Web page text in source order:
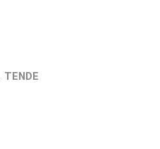
TENDE